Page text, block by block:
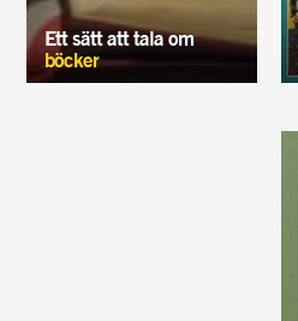
Ett sätt att tala om
böcker